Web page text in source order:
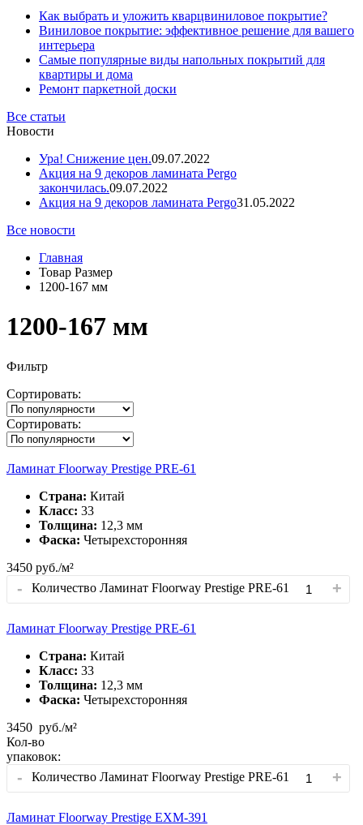
Как выбрать и уложить кварцвиниловое покрытие?
Виниловое покрытие: эффективное решение для вашего
интерьера
Самые популярные виды напольных покрытий для
квартиры и дома
Ремонт паркетной доски
Все статьи
Новости
Ура! Снижение цен.09.07.2022
Акция на 9 декоров ламината Pergo
закончилась.09.07.2022
Акция на 9 декоров ламината Pergo31.05.2022
Все новости
Главная
Товар Размер
1200-167 мм
1200-167 мм
Фильтр
Сортировать:
Сортировать:
Ламинат Floorway Prestige PRE-61
Страна: Китай
Класс: 33
Толщина: 12,3 мм
Фаска: Четырехсторонняя
3450 руб./м²
- Количество Ламинат Floorway Prestige PRE-61 +
Ламинат Floorway Prestige PRE-61
Страна: Китай
Класс: 33
Толщина: 12,3 мм
Фаска: Четырехсторонняя
3450 руб./м²
Кол-во
упаковок:
- Количество Ламинат Floorway Prestige PRE-61 +
Ламинат Floorway Prestige EXM-391